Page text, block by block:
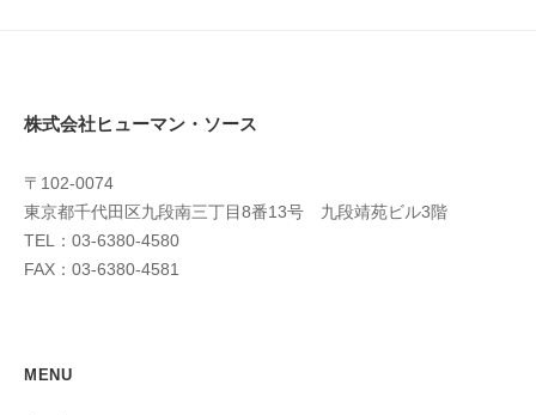
株式会社ヒューマン・ソース
〒102-0074
東京都千代田区九段南三丁目8番13号 九段靖苑ビル3階
TEL：03-6380-4580
FAX：03-6380-4581
MENU